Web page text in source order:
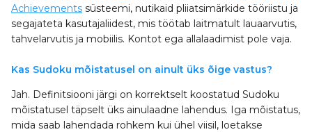
Achievements süsteemi, nutikaid pliiatsimärkide tööriistu ja
segajateta kasutajaliidest, mis töötab laitmatult lauaarvutis,
tahvelarvutis ja mobiilis. Kontot ega allalaadimist pole vaja.
Kas Sudoku mõistatusel on ainult üks õige vastus?
Jah. Definitsiooni järgi on korrektselt koostatud Sudoku
mõistatusel täpselt üks ainulaadne lahendus. Iga mõistatus,
mida saab lahendada rohkem kui ühel viisil, loetakse